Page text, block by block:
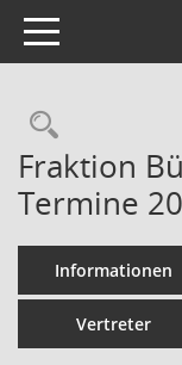
Toggle navigation
Fraktion
Termine
Informationen
Vertreter